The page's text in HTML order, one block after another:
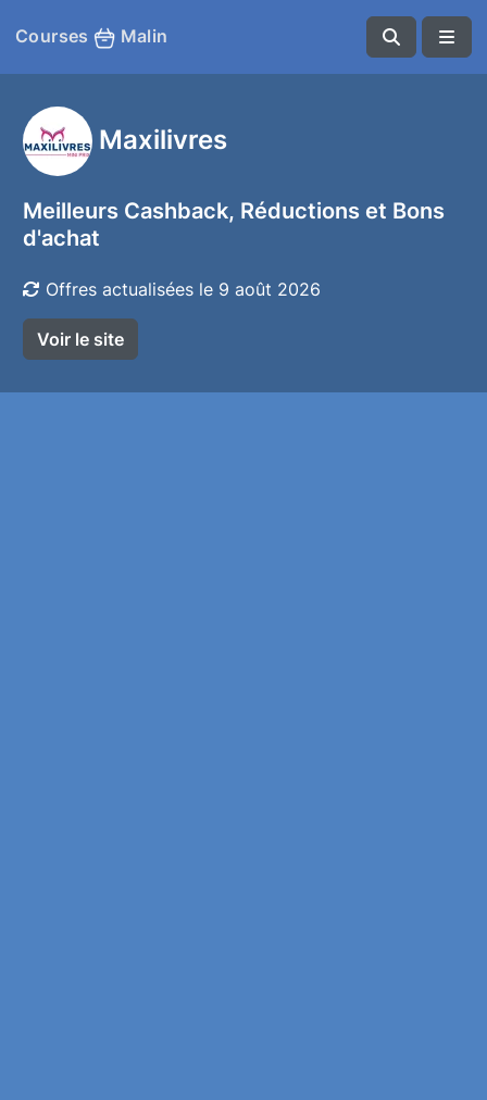
Courses Malin
Maxilivres
Meilleurs Cashback, Réductions et Bons
d'achat
Offres actualisées le 9 août 2026
Voir le site